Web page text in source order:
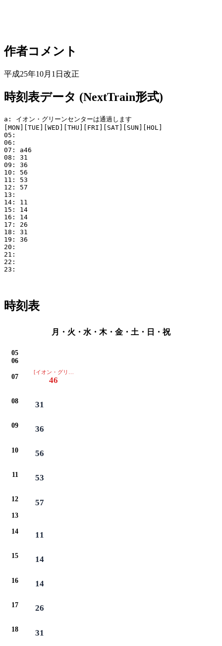
作者コメント
平成25年10月1日改正
時刻表データ (NextTrain形式)
a: イオン・グリーンセンターは通過します
[MON][TUE][WED][THU][FRI][SAT][SUN][HOL]
05:
06:
07: a46
08: 31
09: 36
10: 56
11: 53
12: 57
13:
14: 11
15: 14
16: 14
17: 26
18: 31
19: 36
20:
21:
22:
23:
時刻表
月・火・水・木・金・土・日・祝
05
06
07
[イオン・グリーンセンターは通過します]
46
08 31
09 36
10 56
11 53
12 57
13
14 11
15 14
16 14
17 26
18 31